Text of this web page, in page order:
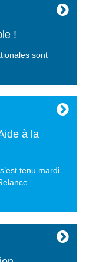
!
sont
à la
tenu mardi